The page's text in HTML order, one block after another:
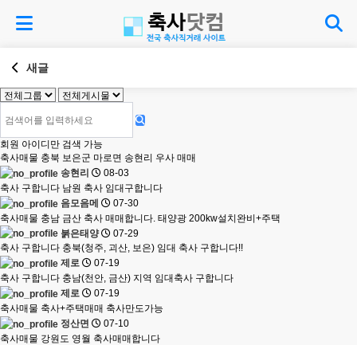
새글
회원 아이디만 검색 가능
축사매물 충북 보은군 마로면 송현리 우사 매매
송현리
08-03
축사 구합니다 남원 축사 임대구합니다
음모음메
07-30
축사매물 충남 금산 축사 매매합니다. 태양광 200kw설치완비+주택
붉은태양
07-29
축사 구합니다 충북(청주, 괴산, 보은) 임대 축사 구합니다!!
제로
07-19
축사 구합니다 충남(천안, 금산) 지역 임대축사 구합니다
제로
07-19
축사매물 축사+주택매매 축사만도가능
정산면
07-10
축사매물 강원도 영월 축사매매합니다